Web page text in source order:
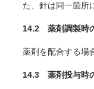
た、針は同一箇所
14.2 薬剤調製時
薬剤を配合する場
14.3 薬剤投与時